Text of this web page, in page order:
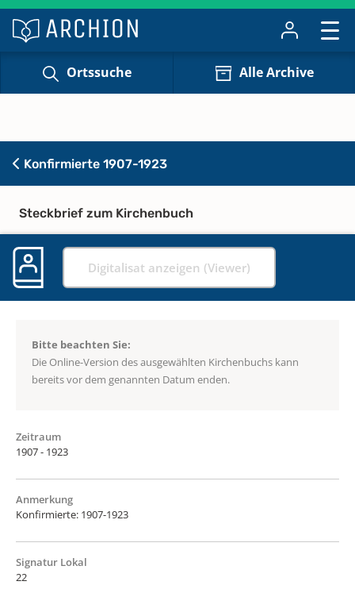
Ortssuche Alle Archive
Konfirmierte 1907-1923
Steckbrief zum Kirchenbuch
Digitalisat anzeigen (Viewer)
Bitte beachten Sie:
Die Online-Version des ausgewählten Kirchenbuchs kann
bereits vor dem genannten Datum enden.
Zeitraum
1907 - 1923
Anmerkung
Konfirmierte: 1907-1923
Signatur Lokal
22